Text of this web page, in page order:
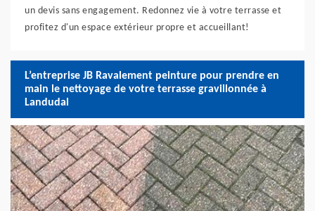
un devis sans engagement. Redonnez vie à votre terrasse et
profitez d'un espace extérieur propre et accueillant!
L’entreprise JB Ravalement peinture pour prendre en
main le nettoyage de votre terrasse gravillonnée à
Landudal